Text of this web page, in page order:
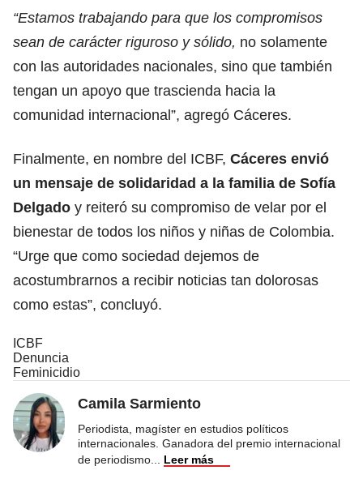
“Estamos trabajando para que los compromisos
sean de carácter riguroso y sólido, no solamente
con las autoridades nacionales, sino que también
tengan un apoyo que trascienda hacia la
comunidad internacional”, agregó Cáceres.
Finalmente, en nombre del ICBF, Cáceres envió
un mensaje de solidaridad a la familia de Sofía
Delgado y reiteró su compromiso de velar por el
bienestar de todos los niños y niñas de Colombia.
“Urge que como sociedad dejemos de
acostumbrarnos a recibir noticias tan dolorosas
como estas”, concluyó.
ICBF
Denuncia
Feminicidio
Camila Sarmiento
Periodista, magíster en estudios políticos
internacionales. Ganadora del premio internacional
de periodismo
Leer más